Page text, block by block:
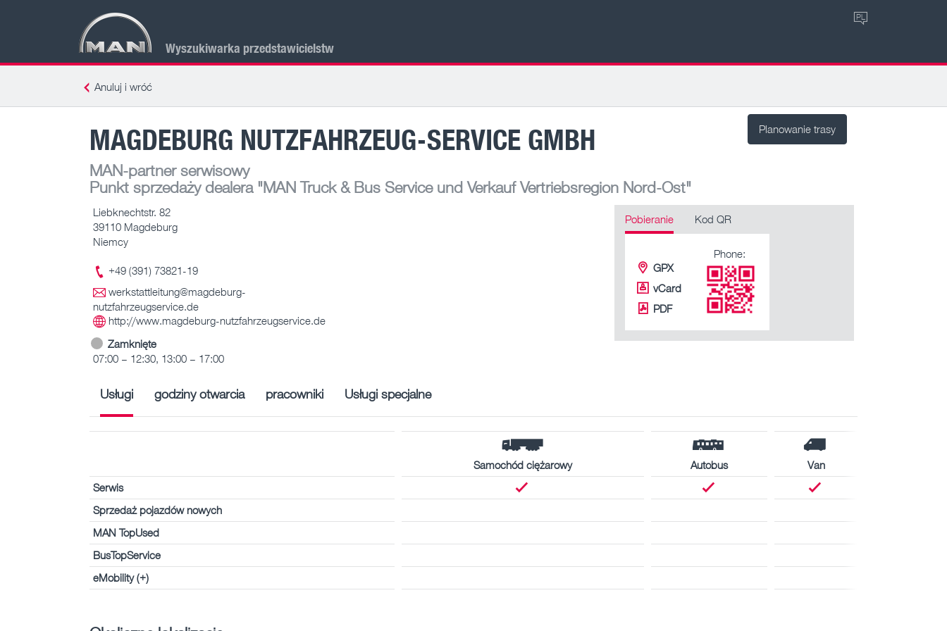
Wyszukiwarka przedstawicielstw
PL
Anuluj i wróć
Planowanie trasy
MAGDEBURG NUTZFAHRZEUG-SERVICE GMBH
MAN-partner serwisowy
Punkt sprzedaży dealera"MAN Truck & Bus Service und Verkauf Vertriebsregion Nord-Ost"
Liebknechtstr. 82
39110 Magdeburg
Niemcy
+49 (391) 73821-19
werkstattleitung@magdeburg-
nutzfahrzeugservice.de
http://www.magdeburg-nutzfahrzeugservice.de
Zamknięte
07:00 – 12:30, 13:00 – 17:00
Pobieranie Kod QR
GPX
vCard
PDF
Phone:
Usługi godziny otwarcia pracowniki Usługi specjalne
Samochód ciężarowy Autobus
Van
Serwis
Sprzedaż pojazdów nowych
MAN TopUsed
BusTopService
eMobility (+)